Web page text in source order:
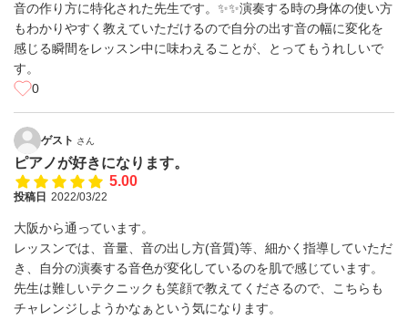
音の作り方に特化された先生です。✨✨演奏する時の身体の使い方
もわかりやすく教えていただけるので自分の出す音の幅に変化を
感じる瞬間をレッスン中に味わえることが、とってもうれしいで
す。
0
ゲスト さん
ピアノが好きになります。
5.00
投稿日 2022/03/22
大阪から通っています。
レッスンでは、音量、音の出し方(音質)等、細かく指導していただ
き、自分の演奏する音色が変化しているのを肌で感じています。
先生は難しいテクニックも笑顔で教えてくださるので、こちらも
チャレンジしようかなぁという気になります。